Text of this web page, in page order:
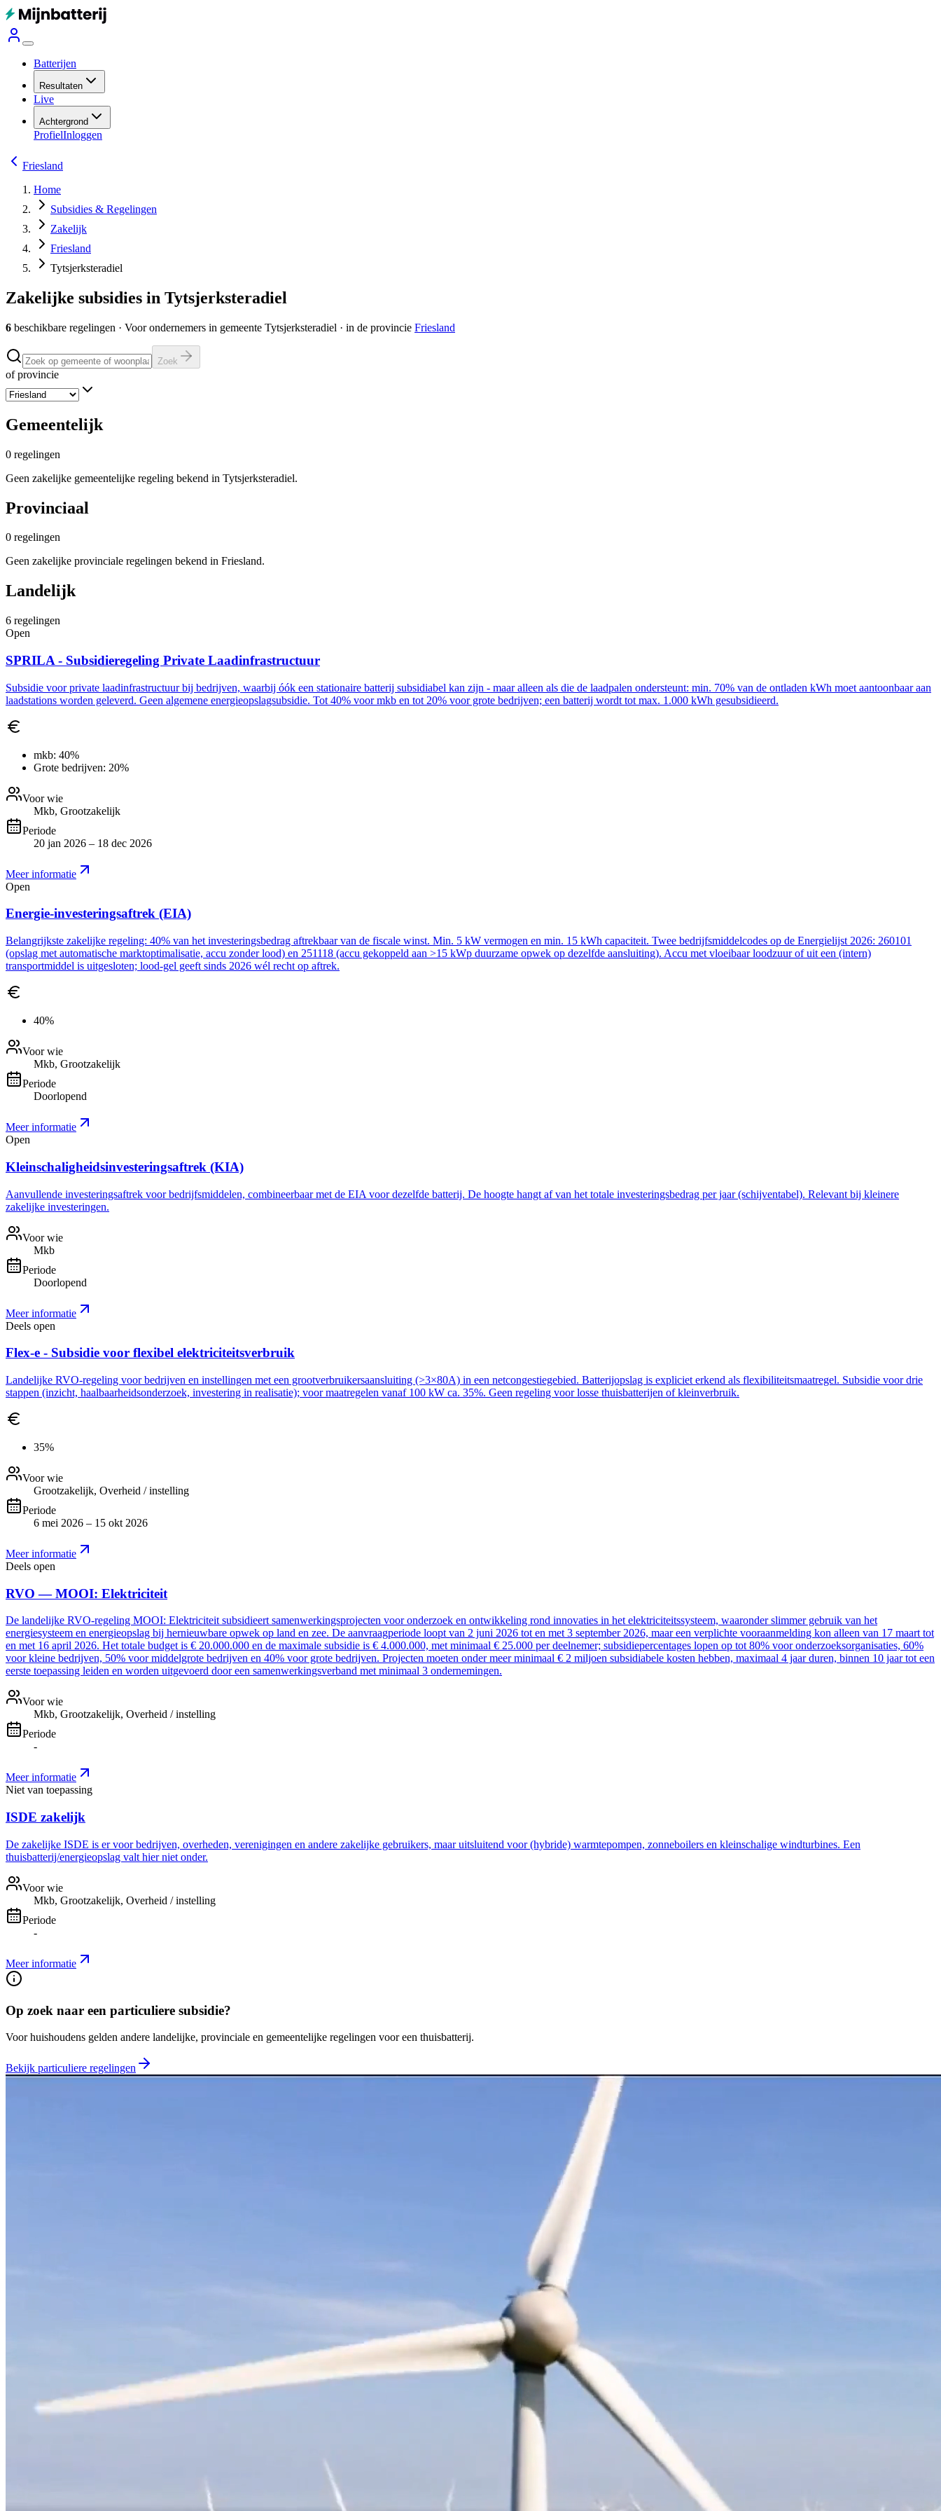
Batterijen
Resultaten
Live
Achtergrond
ProfielInloggen
Friesland
Home
Subsidies & Regelingen
Zakelijk
Friesland
Tytsjerksteradiel
Zakelijke subsidies in Tytsjerksteradiel
6 beschikbare regelingen · Voor ondernemers in gemeente Tytsjerksteradiel · in de provincie Friesland
Zoek
of provincie
Gemeentelijk
0 regelingen
Geen zakelijke gemeentelijke regeling bekend in Tytsjerksteradiel.
Provinciaal
0 regelingen
Geen zakelijke provinciale regelingen bekend in Friesland.
Landelijk
6 regelingen
Open
SPRILA - Subsidieregeling Private Laadinfrastructuur
Subsidie voor private laadinfrastructuur bij bedrijven, waarbij óók een stationaire batterij subsidiabel kan zijn - maar alleen als die de laadpalen ondersteunt: min. 70% van de ontladen kWh moet aantoonbaar aan
laadstations worden geleverd. Geen algemene energieopslagsubsidie. Tot 40% voor mkb en tot 20% voor grote bedrijven; een batterij wordt tot max. 1.000 kWh gesubsidieerd.
mkb: 40%
Grote bedrijven: 20%
Voor wie
Mkb, Grootzakelijk
Periode
20 jan 2026 – 18 dec 2026
Meer informatie
Open
Energie-investeringsaftrek (EIA)
Belangrijkste zakelijke regeling: 40% van het investeringsbedrag aftrekbaar van de fiscale winst. Min. 5 kW vermogen en min. 15 kWh capaciteit. Twee bedrijfsmiddelcodes op de Energielijst 2026: 260101
(opslag met automatische marktoptimalisatie, accu zonder lood) en 251118 (accu gekoppeld aan >15 kWp duurzame opwek op dezelfde aansluiting). Accu met vloeibaar loodzuur of uit een (intern)
transportmiddel is uitgesloten; lood-gel geeft sinds 2026 wél recht op aftrek.
40%
Voor wie
Mkb, Grootzakelijk
Periode
Doorlopend
Meer informatie
Open
Kleinschaligheidsinvesteringsaftrek (KIA)
Aanvullende investeringsaftrek voor bedrijfsmiddelen, combineerbaar met de EIA voor dezelfde batterij. De hoogte hangt af van het totale investeringsbedrag per jaar (schijventabel). Relevant bij kleinere
zakelijke investeringen.
Voor wie
Mkb
Periode
Doorlopend
Meer informatie
Deels open
Flex-e - Subsidie voor flexibel elektriciteitsverbruik
Landelijke RVO-regeling voor bedrijven en instellingen met een grootverbruikersaansluiting (>3×80A) in een netcongestiegebied. Batterijopslag is expliciet erkend als flexibiliteitsmaatregel. Subsidie voor drie
stappen (inzicht, haalbaarheidsonderzoek, investering in realisatie); voor maatregelen vanaf 100 kW ca. 35%. Geen regeling voor losse thuisbatterijen of kleinverbruik.
35%
Voor wie
Grootzakelijk, Overheid / instelling
Periode
6 mei 2026 – 15 okt 2026
Meer informatie
Deels open
RVO — MOOI: Elektriciteit
De landelijke RVO-regeling MOOI: Elektriciteit subsidieert samenwerkingsprojecten voor onderzoek en ontwikkeling rond innovaties in het elektriciteitssysteem, waaronder slimmer gebruik van het
energiesysteem en energieopslag bij hernieuwbare opwek op land en zee. De aanvraagperiode loopt van 2 juni 2026 tot en met 3 september 2026, maar een verplichte vooraanmelding kon alleen van 17 maart tot
en met 16 april 2026. Het totale budget is € 20.000.000 en de maximale subsidie is € 4.000.000, met minimaal € 25.000 per deelnemer; subsidiepercentages lopen op tot 80% voor onderzoeksorganisaties, 60%
voor kleine bedrijven, 50% voor middelgrote bedrijven en 40% voor grote bedrijven. Projecten moeten onder meer minimaal € 2 miljoen subsidiabele kosten hebben, maximaal 4 jaar duren, binnen 10 jaar tot een
eerste toepassing leiden en worden uitgevoerd door een samenwerkingsverband met minimaal 3 ondernemingen.
Voor wie
Mkb, Grootzakelijk, Overheid / instelling
Periode
-
Meer informatie
Niet van toepassing
ISDE zakelijk
De zakelijke ISDE is er voor bedrijven, overheden, verenigingen en andere zakelijke gebruikers, maar uitsluitend voor (hybride) warmtepompen, zonneboilers en kleinschalige windturbines. Een
thuisbatterij/energieopslag valt hier niet onder.
Voor wie
Mkb, Grootzakelijk, Overheid / instelling
Periode
-
Meer informatie
Op zoek naar een particuliere subsidie?
Voor huishoudens gelden andere landelijke, provinciale en gemeentelijke regelingen voor een thuisbatterij.
Bekijk particuliere regelingen